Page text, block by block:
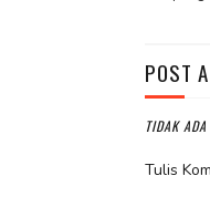
POST
TIDAK
Tulis